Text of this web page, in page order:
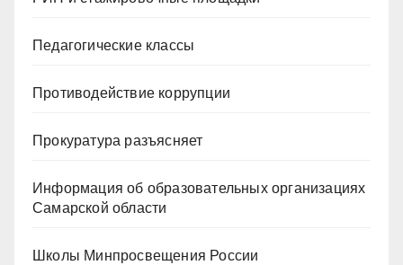
Педагогические классы
Противодействие коррупции
Прокуратура разъясняет
Информация об образовательных организациях
Самарской области
Школы Минпросвещения России